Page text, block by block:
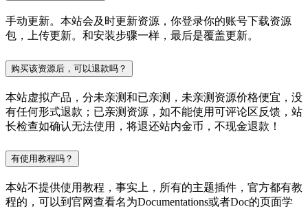
手动更新。本站会及时更新资源，你登录你的账号下载资源
包，上传更新。和安装步骤一样，最后是覆盖更新。
购买该资源后，可以退款吗？
本站虚拟产品，分未亲测和已亲测，未亲测资源价格便宜，没
有任何形式退款；已亲测资源，如不能使用可评论区反馈，站
长检查如确认无法使用，将退还站内金币，不现金退款！
有使用教程吗？
本站不提供使用教程，事实上，所有的主题插件，官方都有教
程的，可以到官网查看名为Documentations或者Doc的页面学